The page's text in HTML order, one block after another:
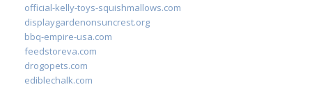
official-kelly-toys-squishmallows.com
displaygardenonsuncrest.org
bbq-empire-usa.com
feedstoreva.com
drogopets.com
ediblechalk.com